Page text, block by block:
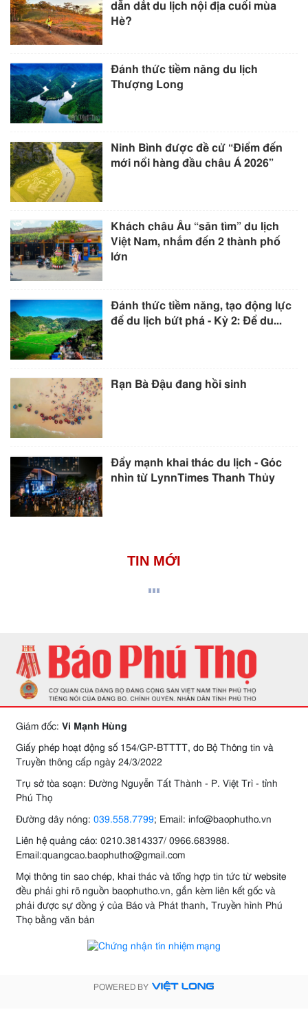
dẫn dắt du lịch nội địa cuối mùa
Hè?
Đánh thức tiềm năng du lịch
Thượng Long
Ninh Bình được đề cử “Điểm đến
mới nổi hàng đầu châu Á 2026”
Khách châu Âu “săn tìm” du lịch
Việt Nam, nhắm đến 2 thành phố
lớn
Đánh thức tiềm năng, tạo động lực
để du lịch bứt phá - Kỳ 2: Để du...
Rạn Bà Đậu đang hồi sinh
Đẩy mạnh khai thác du lịch - Góc
nhìn từ LynnTimes Thanh Thủy
TIN MỚI
Giám đốc: Vi Mạnh Hùng
Giấy phép hoạt động số 154/GP-BTTTT, do Bộ Thông tin và
Truyền thông cấp ngày 24/3/2022
Trụ sở tòa soạn: Đường Nguyễn Tất Thành - P. Việt Trì - tỉnh
Phú Thọ
Đường dây nóng: 039.558.7799; Email: info@baophutho.vn
Liên hệ quảng cáo: 0210.3814337/ 0966.683988.
Email:quangcao.baophutho@gmail.com
Mọi thông tin sao chép, khai thác và tổng hợp tin tức từ website
đều phải ghi rõ nguồn baophutho.vn, gắn kèm liên kết gốc và
phải được sự đồng ý của Báo và Phát thanh, Truyền hình Phú
Thọ bằng văn bản
POWERED BY